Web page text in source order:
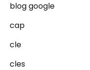
blog google
cap
cle
cles